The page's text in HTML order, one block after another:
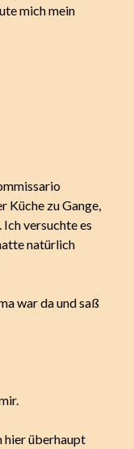
mich mein
Küche zu Gange,
Ich versuchte es
natürlich
war da und saß
hier überhaupt